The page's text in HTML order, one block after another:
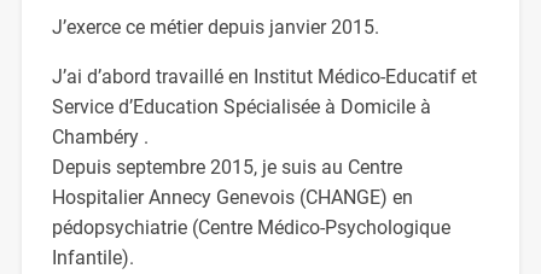
J’exerce ce métier depuis janvier 2015.
J’ai d’abord travaillé en Institut Médico-Educatif et
Service d’Education Spécialisée à Domicile à
Chambéry .
Depuis septembre 2015, je suis au Centre
Hospitalier Annecy Genevois (CHANGE) en
pédopsychiatrie (Centre Médico-Psychologique
Infantile).